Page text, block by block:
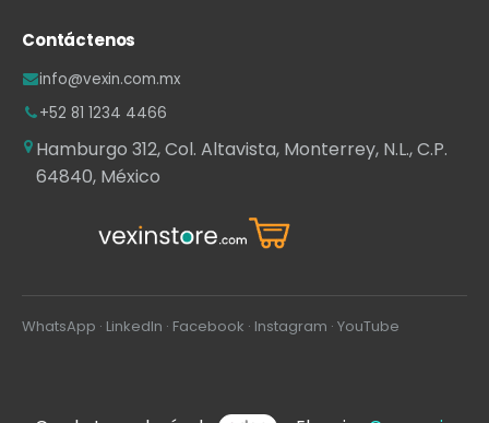
Contáctenos
info@vexin.com.mx
+52 81 1234 4466
Hamburgo 312, Col. Altavista, Monterrey, N.L., C.P.
64840, México
WhatsApp · LinkedIn · Facebook · Instagram · YouTube